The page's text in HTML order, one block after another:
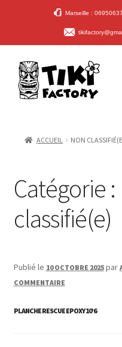
Marseille :
ALLER
LA
NAVIGATION
ALLER
AU
CONTENU
ACCESSOIRES
CONTACT
ACCUEIL NON
Catégorie :
classifié(e)
Publié le 10 OCTOBRE 2025 par
COMMENTAIRE
PLANCHE RESCUE EPOXY 10’6